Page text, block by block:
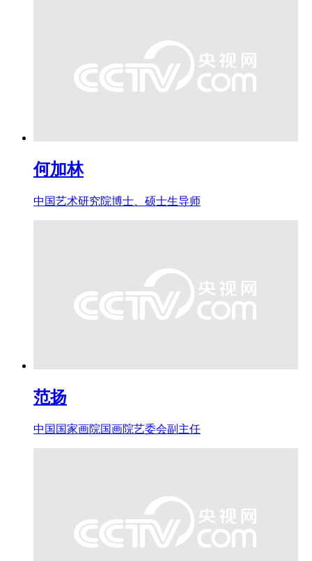
何加林
中国艺术研究院博士、硕士生导师
范扬
中国国家画院国画院艺委会副主任